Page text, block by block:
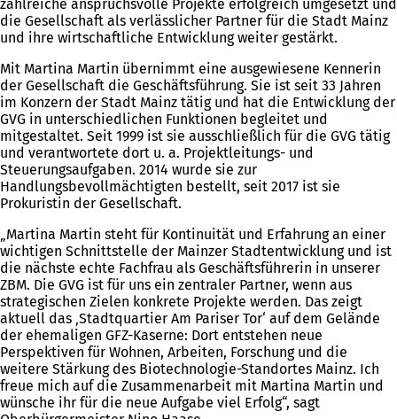
zahlreiche anspruchsvolle Projekte erfolgreich umgesetzt und
die Gesellschaft als verlässlicher Partner für die Stadt Mainz
und ihre wirtschaftliche Entwicklung weiter gestärkt.
Mit Martina Martin übernimmt eine ausgewiesene Kennerin
der Gesellschaft die Geschäftsführung. Sie ist seit 33 Jahren
im Konzern der Stadt Mainz tätig und hat die Entwicklung der
GVG in unterschiedlichen Funktionen begleitet und
mitgestaltet. Seit 1999 ist sie ausschließlich für die GVG tätig
und verantwortete dort u. a. Projektleitungs- und
Steuerungsaufgaben. 2014 wurde sie zur
Handlungsbevollmächtigten bestellt, seit 2017 ist sie
Prokuristin der Gesellschaft.
„Martina Martin steht für Kontinuität und Erfahrung an einer
wichtigen Schnittstelle der Mainzer Stadtentwicklung und ist
die nächste echte Fachfrau als Geschäftsführerin in unserer
ZBM. Die GVG ist für uns ein zentraler Partner, wenn aus
strategischen Zielen konkrete Projekte werden. Das zeigt
aktuell das ‚Stadtquartier Am Pariser Tor‘ auf dem Gelände
der ehemaligen GFZ-Kaserne: Dort entstehen neue
Perspektiven für Wohnen, Arbeiten, Forschung und die
weitere Stärkung des Biotechnologie-Standortes Mainz. Ich
freue mich auf die Zusammenarbeit mit Martina Martin und
wünsche ihr für die neue Aufgabe viel Erfolg“, sagt